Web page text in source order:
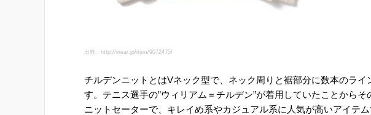
出典：http://wear.jp/item/9072475/
チルデンニットとはVネック型で、ネック周りと裾部分に数本のラ
す。テニス選手の”ウィリアム＝チルデン”が着用していたことから
ニットセーターで、キレイめ系やカジュアル系に人気が高いアイテム